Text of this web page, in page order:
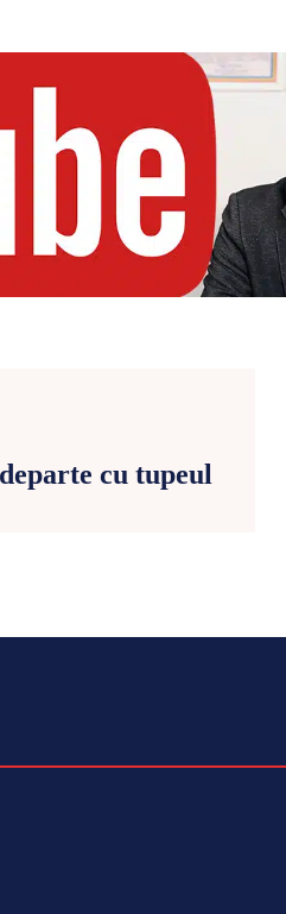
cu tupeul